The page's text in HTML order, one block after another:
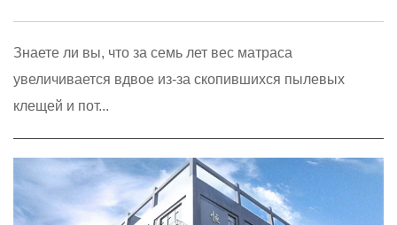
Знаете ли вы, что за семь лет вес матраса
увеличивается вдвое из-за скопившихся пылевых
клещей и пот...